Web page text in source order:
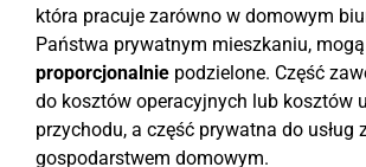
która pracuje zarówno w domowym
Państwa prywatnym mieszkaniu,
proporcjonalnie podzielone. Część
do kosztów operacyjnych lub kosztów
przychodu, a część prywatna do usług
gospodarstwem domowym.